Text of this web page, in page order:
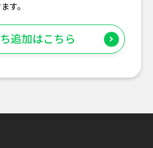
す。
追加はこちら